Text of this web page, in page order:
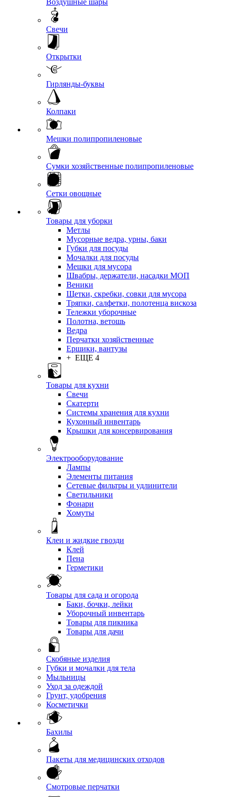
Воздушные шары
Свечи
Открытки
Гирлянды-буквы
Колпаки
Мешки полипропиленовые
Сумки хозяйственные полипропиленовые
Сетки овощные
Товары для уборки
Метлы
Мусорные ведра, урны, баки
Губки для посуды
Мочалки для посуды
Мешки для мусора
Швабры, держатели, насадки МОП
Веники
Щетки, скребки, совки для мусора
Тряпки, салфетки, полотенца вискоза
Тележки уборочные
Полотна, ветошь
Ведра
Перчатки хозяйственные
Ершики, вантузы
+ ЕЩЕ 4
Товары для кухни
Свечи
Скатерти
Системы хранения для кухни
Кухонный инвентарь
Крышки для консервирования
Электрооборудование
Лампы
Элементы питания
Сетевые фильтры и удлинители
Светильники
Фонари
Хомуты
Клеи и жидкие гвозди
Клей
Пена
Герметики
Товары для сада и огорода
Баки, бочки, лейки
Уборочный инвентарь
Товары для пикника
Товары для дачи
Скобяные изделия
Губки и мочалки для тела
Мыльницы
Уход за одеждой
Грунт, удобрения
Косметички
Бахилы
Пакеты для медицинских отходов
Смотровые перчатки